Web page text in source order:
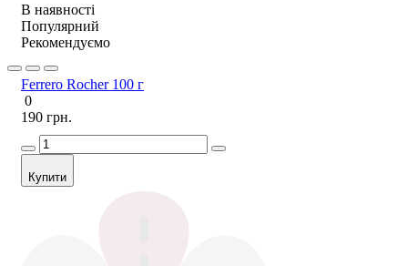
В наявності
Популярний
Рекомендуємо
Ferrero Rocher 100 г
0
190 грн.
Купити